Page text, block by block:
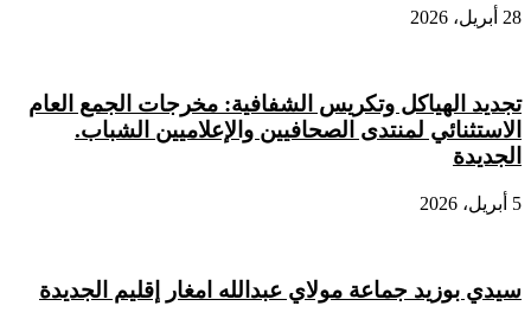
28 أبريل، 2026
تجديد الهياكل وتكريس الشفافية: مخرجات الجمع العام
الاستثنائي لمنتدى الصحافيين والإعلاميين الشباب.
الجديدة
5 أبريل، 2026
سيدي بوزيد جماعة مولاي عبدالله امغار إقليم الجديدة